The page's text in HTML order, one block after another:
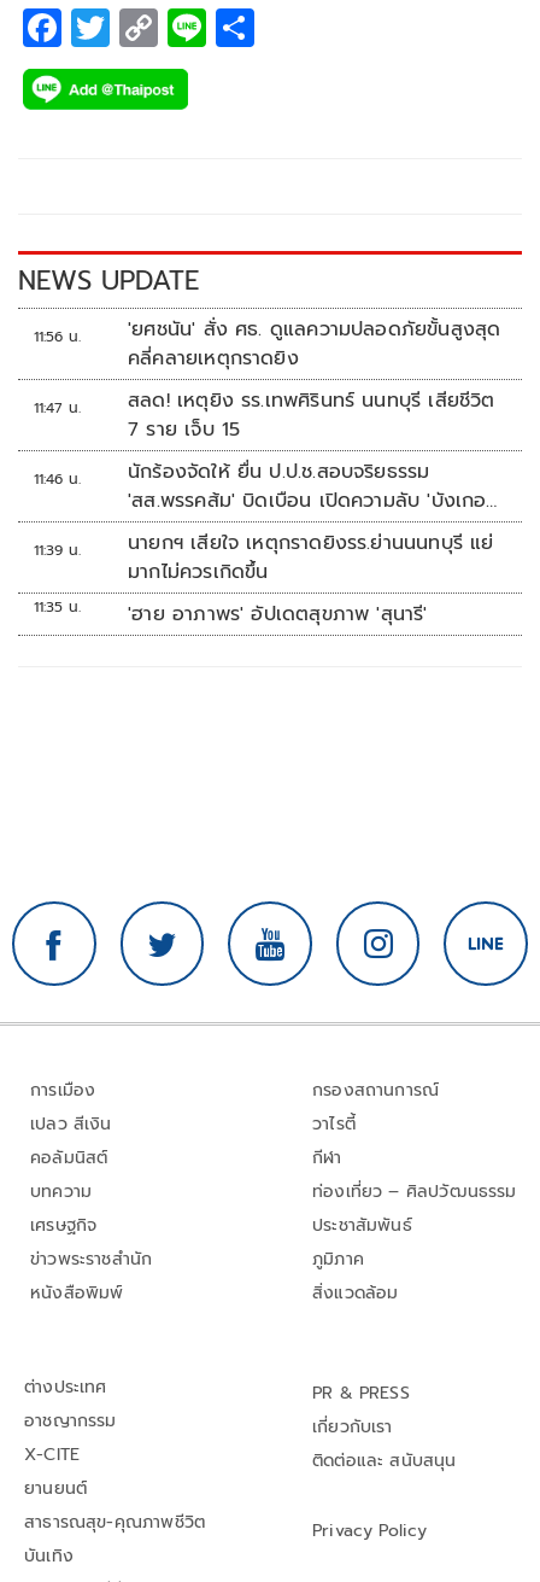
F
ac
e
k
T
wi
tt
C
o
p
k
Li
NEWS UPDATE
11:56 น.
'ยศชนัน' สั่ง ศธ. ดูแลความปลอดภัยขั้นสูงสุด
คลี่คลายเหตุกราดยิง
11:47 น.
สลด! เหตุยิง รร.เทพศิรินทร์ นนทบุรี เสียชีวิต
7 ราย เจ็บ 15
11:46 น.
นักร้องจัดให้ ยื่น ป.ป.ช.สอบจริยธรรม
'สส.พรรคส้ม' บิดเบือน เปิดความลับ 'บังเกอร์
ทหาร'
11:39 น.
นายกฯ เสียใจ เหตุกราดยิงรร.ย่านนนทบุรี แย่
มากไม่ควรเกิดขึ้น
11:35 น. 'ฮาย อาภาพร' อัปเดตสุขภาพ 'สุนารี'
การเมือง
เปลว สีเงิน
คอลัมนิสต์
บทความ
เศรษฐกิจ
ข่าวพระราชสำนัก
หนังสือพิมพ์
กรองสถานการณ์
วาไรตี้
กีฬา
ท่องเที่ยว – ศิลปวัฒนธรรม
ประชาสัมพันธ์
ภูมิภาค
สิ่งแวดล้อม
ต่างประเทศ
อาชญากรรม
X-CITE
ยานยนต์
สาธารณสุข-คุณภาพชีวิต
บันเทิง
PR & PRESS
เกี่ยวกับเรา
ติดต่อและ สนับสนุน
Privacy Policy